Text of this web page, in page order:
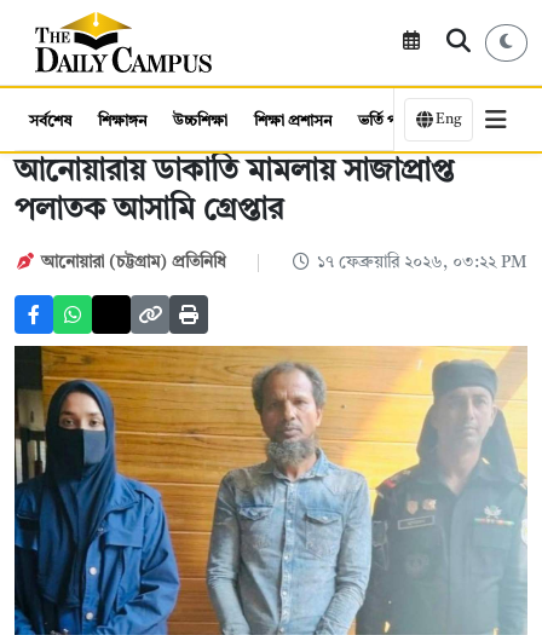
সর্বশেষ শিক্ষাঙ্গন উচ্চশিক্ষা শিক্ষা প্রশাসন ভর্তি পরীক্ষা কর্মসংস্থান
Eng
আনোয়ারায় ডাকাতি মামলায় সাজাপ্রাপ্ত
পলাতক আসামি গ্রেপ্তার
আনোয়ারা (চট্টগ্রাম) প্রতিনিধি ১৭ ফেব্রুয়ারি ২০২৬, ০৩:২২ PM